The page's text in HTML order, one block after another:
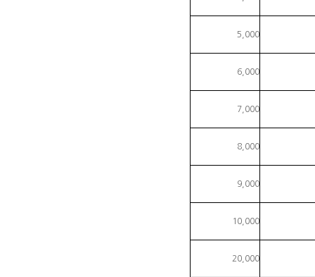
5,000
6,000
7,000
8,000
9,000
10,000
20,000